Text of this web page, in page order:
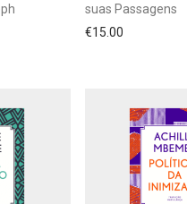
suas Passagens
€15.00